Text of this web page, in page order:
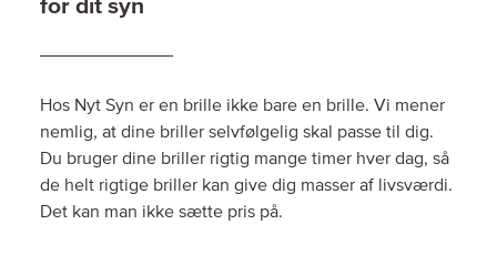
for dit syn
Hos Nyt Syn er en brille ikke bare en brille. Vi mener
nemlig, at dine briller selvfølgelig skal passe til dig.
Du bruger dine briller rigtig mange timer hver dag, så
de helt rigtige briller kan give dig masser af livsværdi.
Det kan man ikke sætte pris på.